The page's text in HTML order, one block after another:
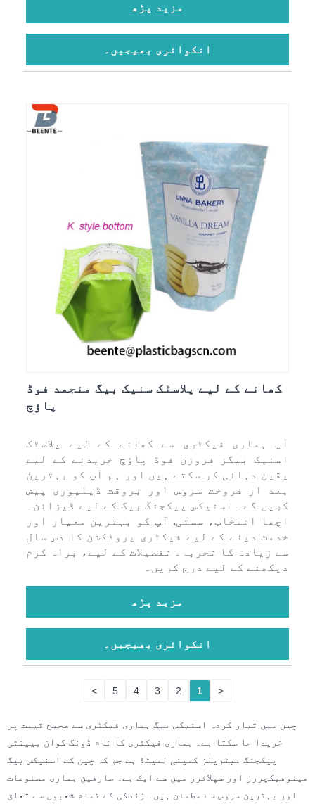
مزید پڑھ
انکوائری بھیجیں۔
کھانے کے لیے پلاسٹک سنیک بیگ منجمد فوڈ
پاؤچ
آپ ہماری فیکٹری سے کھانے کے لیے پلاسٹک
اسنیک بیگز فروزن فوڈ پاؤچ خریدنے کے لیے
یقین دہانی کر سکتے ہیں اور ہم آپ کو بہترین
بعد از فروخت سروس اور بروقت ڈیلیوری پیش
کریں گے۔ اسنیکس پیکجنگ بیگ کے لیے ڈیزائن۔
اچھا انتخاب، سستی. آپ کو بہترین معیار اور
خدمت دینے کے لیے فیکٹری پروڈکشن کا دس سال
سے زیادہ کا تجربہ۔ تفصیلات کے لیے، براہ کرم
دیکھنے کے لیے درج کریں۔
مزید پڑھ
انکوائری بھیجیں۔
<
1
2
3
4
5
>
چین میں تیار کردہ اسنیکس بیگ ہماری فیکٹری سے صحیح قیمت پر
خریدا جا سکتا ہے۔ ہماری فیکٹری کا نام ڈونگ گوان بیینٹی
پیکجنگ میٹریلز کمپنی لمیٹڈ ہے جو کہ چین کے اسنیکس بیگ
مینوفیکچررز اور سپلائرز میں سے ایک ہے۔ صارفین ہماری مصنوعات
اور بہترین سروس سے مطمئن ہیں۔ زندگی کے تمام شعبوں سے تعلق